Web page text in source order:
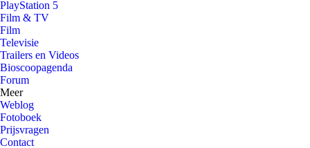
PlayStation 5
Film & TV
Film
Televisie
Trailers en Videos
Bioscoopagenda
Forum
Meer
Weblog
Fotoboek
Prijsvragen
Contact